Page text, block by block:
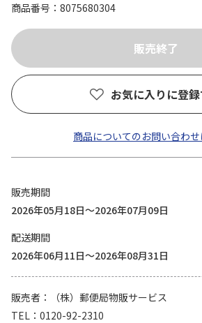
商品番号
8075680304
お気に入りに登
商品についてのお問い合わ
販売期間
2026年05月18日～2026年07月09日
配送期間
2026年06月11日～2026年08月31日
販売者
（株）郵便局物販サービス
TEL
0120-92-2310